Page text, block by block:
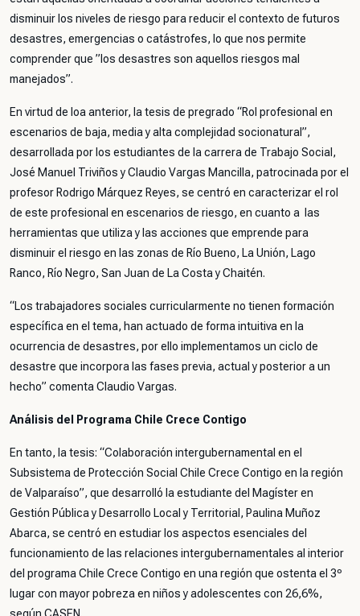
disminuir los niveles de riesgo para reducir el contexto de futuros
desastres, emergencias o catástrofes, lo que nos permite
comprender que ”los desastres son aquellos riesgos mal
manejados”.
En virtud de loa anterior, la tesis de pregrado “Rol profesional en
escenarios de baja, media y alta complejidad socionatural”,
desarrollada por los estudiantes de la carrera de Trabajo Social,
José Manuel Triviños y Claudio Vargas Mancilla, patrocinada por el
profesor Rodrigo Márquez Reyes, se centró en caracterizar el rol
de este profesional en escenarios de riesgo, en cuanto a las
herramientas que utiliza y las acciones que emprende para
disminuir el riesgo en las zonas de Río Bueno, La Unión, Lago
Ranco, Río Negro, San Juan de La Costa y Chaitén.
“Los trabajadores sociales curricularmente no tienen formación
específica en el tema, han actuado de forma intuitiva en la
ocurrencia de desastres, por ello implementamos un ciclo de
desastre que incorpora las fases previa, actual y posterior a un
hecho” comenta Claudio Vargas.
Análisis del Programa Chile Crece Contigo
En tanto, la tesis: “Colaboración intergubernamental en el
Subsistema de Protección Social Chile Crece Contigo en la región
de Valparaíso”, que desarrolló la estudiante del Magíster en
Gestión Pública y Desarrollo Local y Territorial, Paulina Muñoz
Abarca, se centró en estudiar los aspectos esenciales del
funcionamiento de las relaciones intergubernamentales al interior
del programa Chile Crece Contigo en una región que ostenta el 3º
lugar con mayor pobreza en niños y adolescentes con 26,6%,